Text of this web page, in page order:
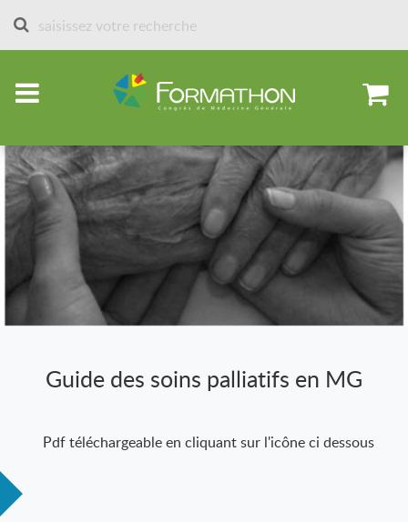
Accueil Sessions des formathons
Guide des soins palliatifs en MG
Pdf téléchargeable en cliquant sur l'icône ci dessous